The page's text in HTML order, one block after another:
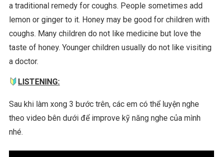
a traditional remedy for coughs. People sometimes add
lemon or ginger to it. Honey may be good for children with
coughs. Many children do not like medicine but love the
taste of honey. Younger children usually do not like visiting
a doctor.
LISTENING:
Sau khi làm xong 3 bước trên, các em có thể luyện nghe
theo video bên dưới để improve kỹ năng nghe của mình
nhé.